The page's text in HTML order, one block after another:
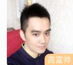
高富帅